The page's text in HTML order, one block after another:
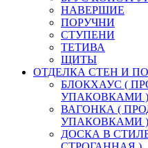
НАВЕРШИЕ
ПОРУЧНИ
СТУПЕНИ
ТЕТИВА
ЩИТЫ
ОТДЕЛКА СТЕН И
БЛОКХАУС (
УПАКОВКАМИ )
ВАГОНКА (
УПАКОВКАМИ )
ДОСКА В